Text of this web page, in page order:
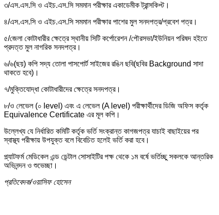
৩/এস.এস.সি ও এইচ.এস.সি সমমান পরীক্ষার একাডেমীক ট্রান্সকিপ্ট।
৪/এস.এস.সি ও এইচ.এস.সি সমমান পরীক্ষার পাশের মুল সনদপত্র/প্রবেশ পত্র।
৫/জেলা কোটাধারীর ক্ষেত্রে স্থানীয় সিটি কর্পোরেশন /পৌরসভা/ইউনিয়ন পরিষদ হইতে
প্রদত্ত মুল নাগরিক সনদপত্র।
৬/৬(ছয়) কপি সদ্য তোলা পাসপোর্ট সাইজের রঙিন ছবি(ছবির Background সাদা
থাকতে হবে)।
৭/মুক্তিযোদ্ধা কোটাধারীদের ক্ষেত্রে সনদপত্র।
৮/ও লেভেল (০ level) এবং এ লেভেল (A level) পরীক্ষার্থীদের ডিজি অফিস কর্তৃক
Equivalence Certificate এর মূল কপি।
উল্লেখ্য যে নির্ধারিত কমিটি কর্তৃক ভর্তি সংক্রান্ত কাগজপত্র যাচাই বাছাইয়ের পর
স্বাস্থ্য পরীক্ষায় উপযুক্ত বলে বিবেচিত হলেই ভর্তি করা হবে।
প্ল্যাটফর্ম মেডিকেল এন্ড ডেন্টাল সোসাইটির পক্ষ থেকে ১ম বর্ষে ভর্তিচ্ছু সকলকে আন্তরিক
অভিনন্দন ও শুভেচ্ছা।
প্রতিবেদক/ওয়াসিফ হোসেন